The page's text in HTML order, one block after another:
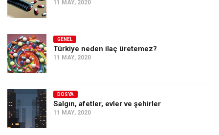
11 MAY, 2020
GENEL
Türkiye neden ilaç üretemez?
11 MAY, 2020
DOSYA
Salgın, afetler, evler ve şehirler
11 MAY, 2020